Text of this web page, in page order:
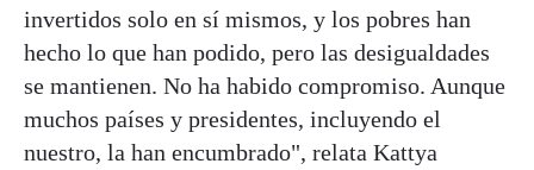
invertidos solo en sí mismos, y los pobres han
hecho lo que han podido, pero las desigualdades
se mantienen. No ha habido compromiso. Aunque
muchos países y presidentes, incluyendo el
nuestro, la han encumbrado", relata Kattya